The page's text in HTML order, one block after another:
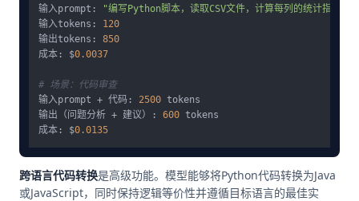
输入prompt:
"编写Python脚本，读取CSV文件，计算每列的统计指标，
输入tokens: 120
输出tokens: 850
成本: $0.0037
# 场景：代码审查
输入prompt + 代码: 2500 tokens
输出（问题分析 + 建议）: 600 tokens
成本: $0.0135
跨语言代码转换是高级功能。模型能够将Python代码转换为Java
或JavaScript，同时保持逻辑等价性并遵循目标语言的最佳实